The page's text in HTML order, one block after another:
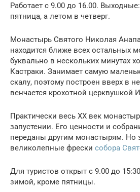
Работает с 9.00 до 16.00.
пятница, а летом в четверг.
Монастырь Святого Николая
находится ближе всех остальных
буквально в нескольких минутах
Кастраки. Занимает самую
скалу, поэтому построен вверх в
венчается крохотной церквушкой
Практически весь ХХ век
запустении. Его ценности и
переданы другим монастырям. Но
великолепные фрески собора
Для туристов открыт с 9.00 до
зимой, кроме пятницы.